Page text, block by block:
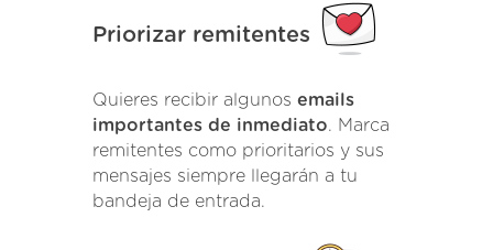
Priorizar remitentes
Quieres recibir algunos emails
importantes de inmediato. Marca
remitentes como prioritarios y sus
mensajes siempre llegarán a tu
bandeja de entrada.